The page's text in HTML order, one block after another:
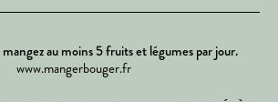
au moins 5 fruits et légumes par jour.
www.mangerbouger.fr